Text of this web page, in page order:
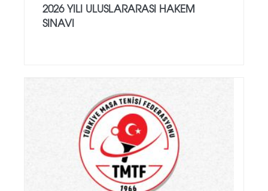
2026 YILI ULUSLARARASI HAKEM
SINAVI